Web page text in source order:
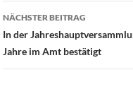
NÄCHSTER BEITRAG
In der
Jahre im Amt bestätigt